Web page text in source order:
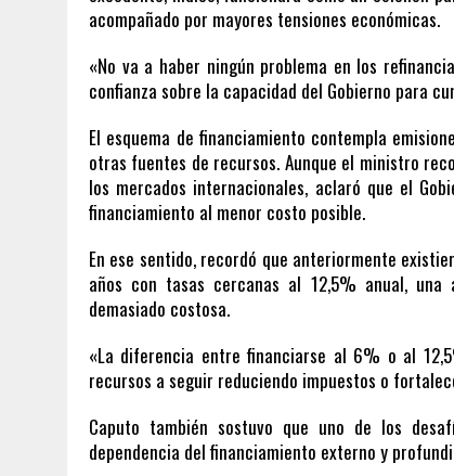
acompañado por mayores tensiones económicas.
«No va a haber ningún problema en los
confianza sobre la capacidad del Gobierno para
El esquema de financiamiento contempla
otras fuentes de recursos. Aunque el ministro
los mercados internacionales, aclaró que el
financiamiento al menor costo posible.
En ese sentido, recordó que anteriormente
años con tasas cercanas al 12,5% anual,
demasiado costosa.
«La diferencia entre financiarse al 6% o al
recursos a seguir reduciendo impuestos o
Caputo también sostuvo que uno de los
dependencia del financiamiento externo y